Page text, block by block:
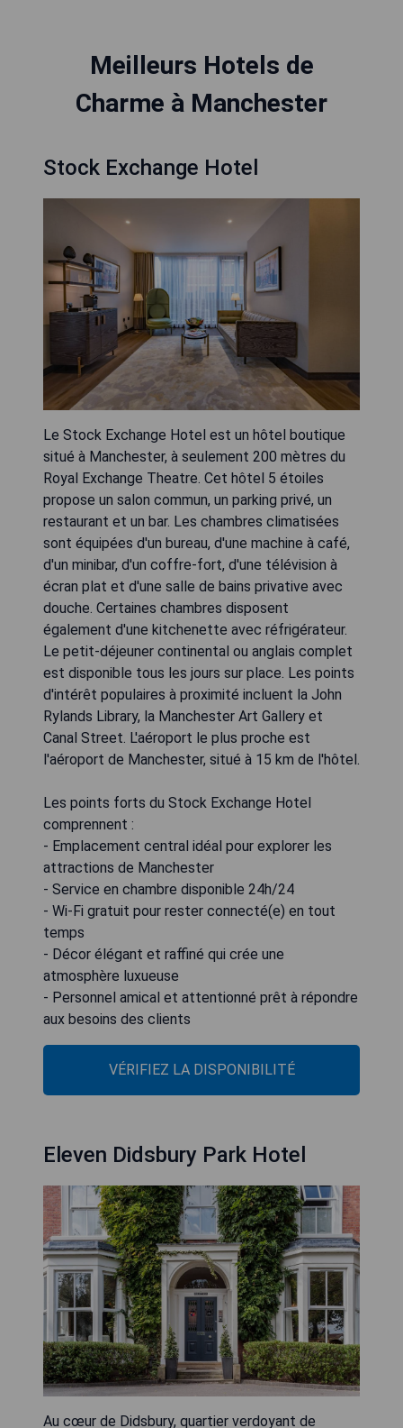
Meilleurs Hotels de
Charme à Manchester
Stock Exchange Hotel
Le Stock Exchange Hotel est un hôtel boutique
situé à Manchester, à seulement 200 mètres du
Royal Exchange Theatre. Cet hôtel 5 étoiles
propose un salon commun, un parking privé, un
restaurant et un bar. Les chambres climatisées
sont équipées d'un bureau, d'une machine à café,
d'un minibar, d'un coffre-fort, d'une télévision à
écran plat et d'une salle de bains privative avec
douche. Certaines chambres disposent
également d'une kitchenette avec réfrigérateur.
Le petit-déjeuner continental ou anglais complet
est disponible tous les jours sur place. Les points
d'intérêt populaires à proximité incluent la John
Rylands Library, la Manchester Art Gallery et
Canal Street. L'aéroport le plus proche est
l'aéroport de Manchester, situé à 15 km de l'hôtel.
Les points forts du Stock Exchange Hotel
comprennent :
- Emplacement central idéal pour explorer les
attractions de Manchester
- Service en chambre disponible 24h/24
- Wi-Fi gratuit pour rester connecté(e) en tout
temps
- Décor élégant et raffiné qui crée une
atmosphère luxueuse
- Personnel amical et attentionné prêt à répondre
aux besoins des clients
VÉRIFIEZ LA DISPONIBILITÉ
Eleven Didsbury Park Hotel
Au cœur de Didsbury, quartier verdoyant de